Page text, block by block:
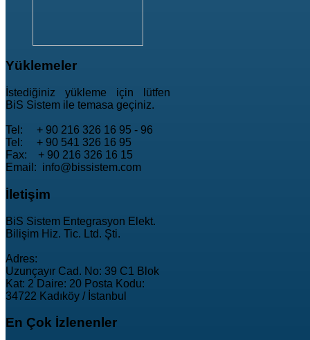
Yüklemeler
İstediğiniz yükleme için lütfen
BiS Sistem ile temasa geçiniz.
Tel: + 90 216 326 16 95 - 96
Tel: + 90 541 326 16 95
Fax: + 90 216 326 16 15
Email: info@bissistem.com
İletişim
BiS Sistem Entegrasyon Elekt.
Bilişim Hiz. Tic. Ltd. Şti.
Adres:
Uzunçayır Cad. No: 39 C1 Blok
Kat: 2 Daire: 20 Posta Kodu:
34722 Kadıköy / İstanbul
En Çok İzlenenler